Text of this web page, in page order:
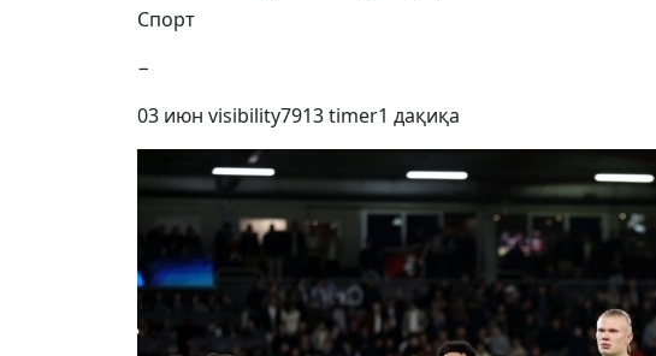
Спорт
−
03 июн visibility7913timer1 дақиқа